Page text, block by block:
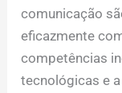
comunicação
eficazmente
competências
tecnológicas e